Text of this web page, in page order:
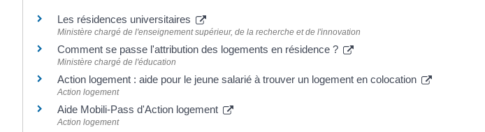
Les résidences universitaires
Ministère chargé de l'enseignement supérieur, de la recherche et de l'innovation
Comment se passe l'attribution des logements en résidence ?
Ministère chargé de l'éducation
Action logement : aide pour le jeune salarié à trouver un logement en colocation
Action logement
Aide Mobili-Pass d'Action logement
Action logement